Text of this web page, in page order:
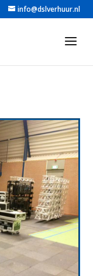
info@dslverhuur.nl